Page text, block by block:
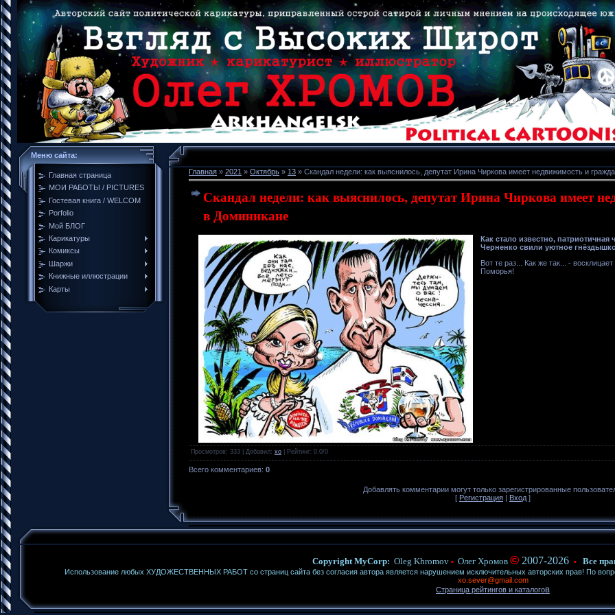
Меню сайта:
Главная страница
МОИ РАБОТЫ / PICTURES
Гостевая книга / WELCOM
Porfolio
Мой БЛОГ
Карикатуры
Комиксы
Шаржи
Книжные иллюстрации
Карты
Главная » 2021 » Октябрь » 13 » Скандал недели: как выяснилось, депутат Ирина Чиркова имеет недвижимость и
Скандал недели: как выяснилось, депутат Ирина Чиркова имеет
в Доминикане
Как стало известно,
Черненко свили уютное
Вот те раз... Как же так... -
Поморья!
Просмотров: 333 | Добавил: xo Рейтинг: 0.0/0
Всего комментариев: 0
Добавлять комментарии могут только зарегистрированные
[ Регистрация | Вход ]
Copyright MyCorp: Oleg Khromov • Олег Хромов © 2007-2026 • Все
Использование любых ХУДОЖЕСТВЕННЫХ РАБОТ со страниц сайта без согласия автора является нарушением исключительных авторских прав! По
xo.sever@gmail.com
Страница рейтингов и каталогов